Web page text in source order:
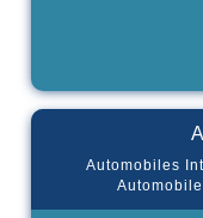
Automobiles